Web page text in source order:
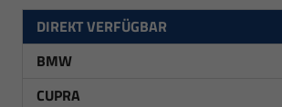
DIREKT VERFÜGBAR
BMW
CUPRA